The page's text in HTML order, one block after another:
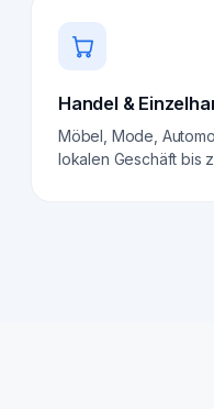
Handel &
Möbel, Mode,
lokalen Geschäft bis